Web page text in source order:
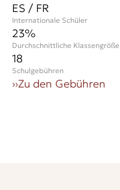
Durchschnittliche Klassengröße
18
Internationale Schüler
23%
ES / FR
Schulgebühren
››Zu den Gebühren